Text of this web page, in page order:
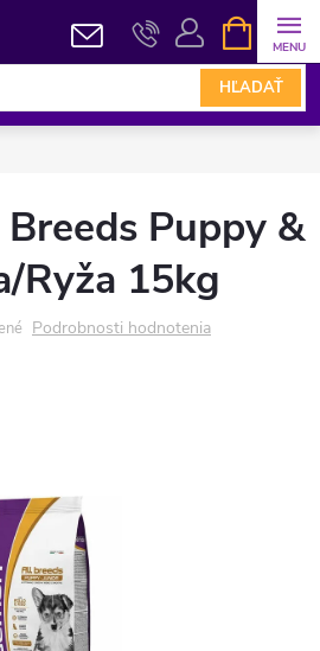
HĽADAŤ
KOŠÍK
Puppy &
Ryža 15kg
Podrobnosti hodnotenia